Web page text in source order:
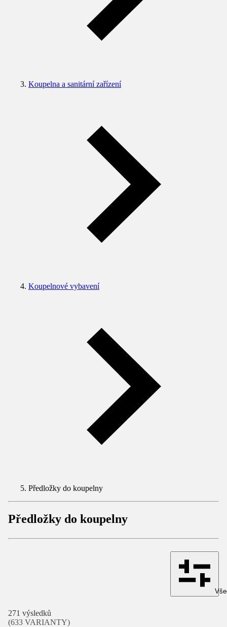
Koupelna a sanitární zařízení
Koupelnové vybavení
Předložky do koupelny
Předložky do koupelny
271 výsledků
(633 VARIANTY)